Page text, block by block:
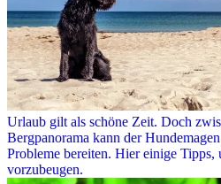
Urlaub gilt als schöne Zeit. Doch
Bergpanorama kann der
Probleme bereiten. Hier einige
vorzubeugen.